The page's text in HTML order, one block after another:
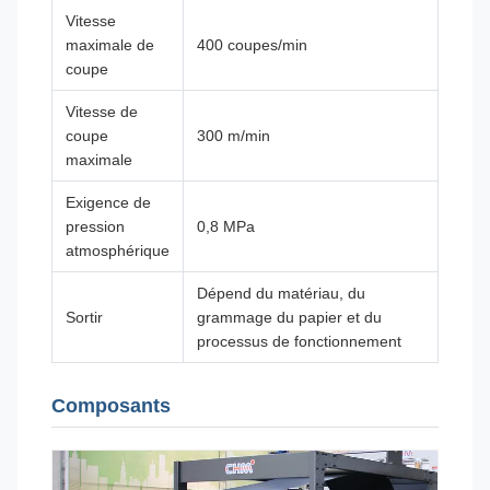
Vitesse
maximale de
coupe
400 coupes/min
Vitesse de
coupe
maximale
300 m/min
Exigence de
pression
atmosphérique
0,8 MPa
Sortir
Dépend du matériau, du
grammage du papier et du
processus de fonctionnement
Composants